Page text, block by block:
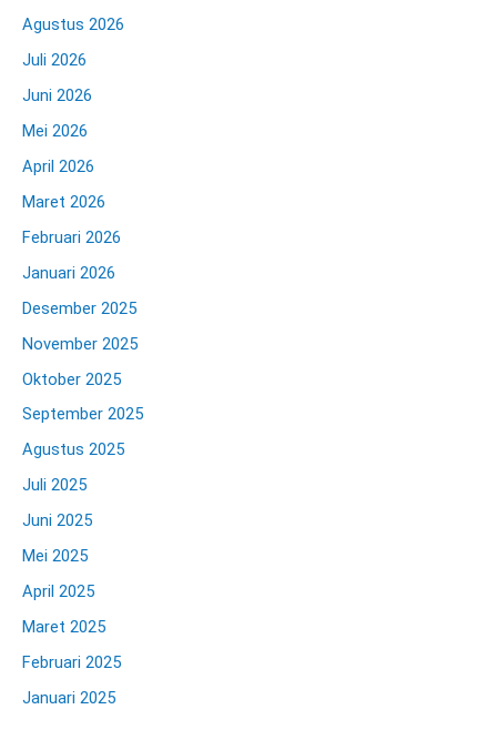
Agustus 2026
Juli 2026
Juni 2026
Mei 2026
April 2026
Maret 2026
Februari 2026
Januari 2026
Desember 2025
November 2025
Oktober 2025
September 2025
Agustus 2025
Juli 2025
Juni 2025
Mei 2025
April 2025
Maret 2025
Februari 2025
Januari 2025